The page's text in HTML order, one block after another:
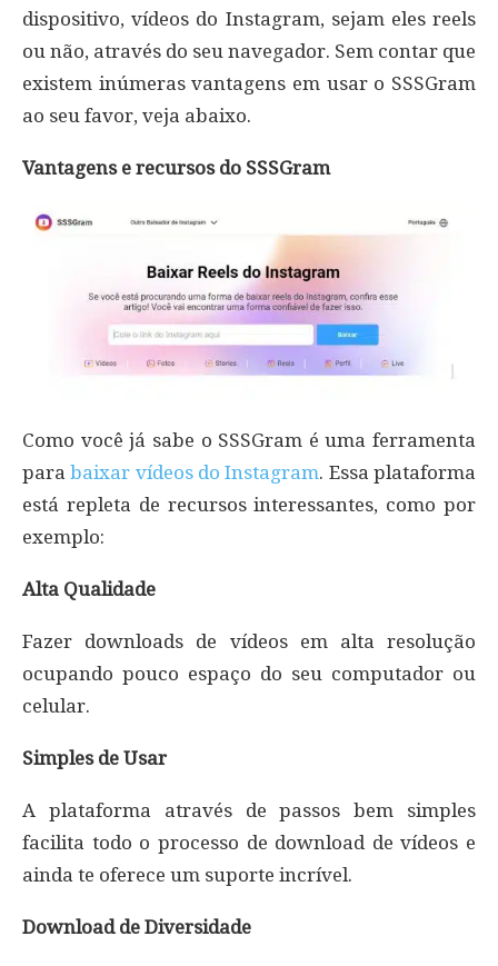
dispositivo, vídeos do Instagram, sejam eles reels
ou não, através do seu navegador. Sem contar que
existem inúmeras vantagens em usar o SSSGram
ao seu favor, veja abaixo.
Vantagens e recursos do SSSGram
Como você já sabe o SSSGram é uma ferramenta
parabaixar vídeos do Instagram. Essa plataforma
está repleta de recursos interessantes, como por
exemplo:
Alta Qualidade
Fazer downloads de vídeos em alta resolução
ocupando pouco espaço do seu computador ou
celular.
Simples de Usar
A plataforma através de passos bem simples
facilita todo o processo de download de vídeos e
ainda te oferece um suporte incrível.
Download de Diversidade